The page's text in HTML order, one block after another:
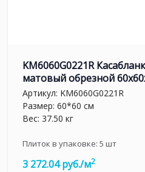
KM6060G0221R
матовый обрезной
Артикул: KM6060G0221R
Размер: 60*60 см
Вес: 37.50 кг
Плиток в упаковке: 5 шт
3 272.04 руб./м2